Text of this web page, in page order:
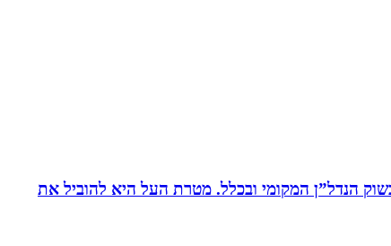
הנדל”ן המקומי ובכלל. מטרת העל היא להוביל את